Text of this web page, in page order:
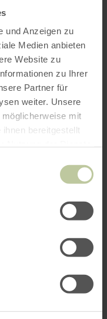
und Anzeigen zu
Medien anbieten
Website zu
zu Ihrer
Partner für
weiter. Unsere
mit
bereitgestellt